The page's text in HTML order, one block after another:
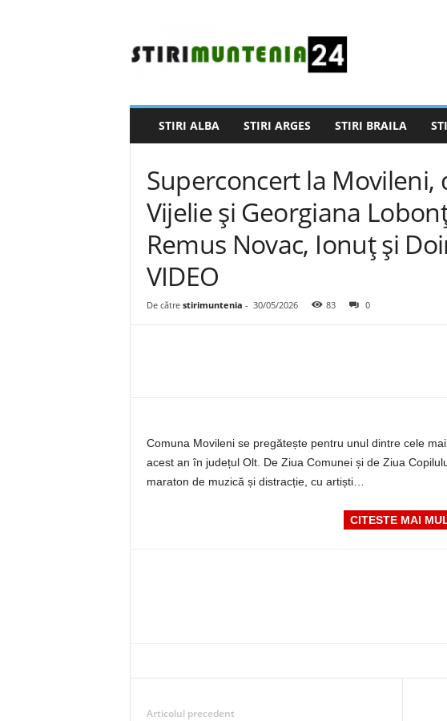
r
STIRI ALBA STIRI ARGES STIRI BRAILA
Superconcert la Movileni,
Vijelie și Georgiana
Remus Novac, Ionuț și
VIDEO
De către stirimuntenia - 30/05/2026 83 0
Comuna Movileni se pregătește pentru unul dintre cele
acest an în județul Olt. De Ziua Comunei și de Ziua
maraton de muzică și distracție, cu artiști…
CITESTE MAI
Articolul precedent